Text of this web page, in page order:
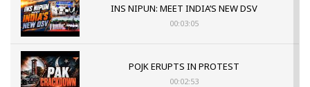
INS NIPUN: MEET INDIA’S NEW DSV
00:03:05
POJK ERUPTS IN PROTEST
00:02:53